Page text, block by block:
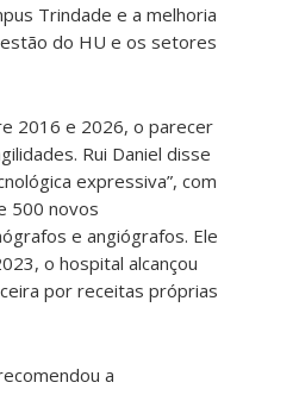
Trindade e a melhoria
do HU e os setores
2016 e 2026, o parecer
Rui Daniel disse
expressiva”, com
500 novos
e angiógrafos. Ele
o hospital alcançou
por receitas próprias
a